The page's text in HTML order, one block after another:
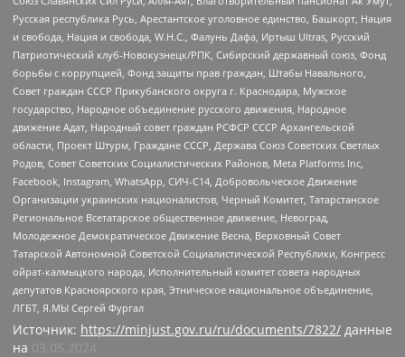
Русская республика Русь, Арестантское уголовное единство, Башкорт, Нация
и свобода, Нация и свобода, W.H.С., Фалунь Дафа, Иртыш Ultras, Русский
Патриотический клуб-Новокузнецк/РПК, Сибирский державный союз, Фонд
борьбы с коррупцией, Фонд защиты прав граждан, Штабы Навального,
Совет граждан СССР Прикубанского округа г. Краснодара, Мужское
государство, Народное объединение русского движения, Народное
движение Адат, Народный совет граждан РСФСР СССР Архангельской
области, Проект Штурм, Граждане СССР, Держава Союз Советских Светлых
Родов, Совет Советских Социалистических Районов, Meta Platforms Inc,
Facebook, Instagram, WhatsApp, СИЧ-С14, Добровольческое Движение
Организации украинских националистов, Черный Комитет, Татарстанское
Региональное Всетатарское общественное движение, Невоград,
Молодежное Демократическое Движение Весна, Верховный Совет
Татарской Автономной Советской Социалистической Республики, Конгресс
ойрат-калмыцкого народа, Исполнительный комитет совета народных
депутатов Красноярского края, Этническое национальное объединение,
ЛГБТ, Я.МЫ Сергей Фургал
Источник: https://minjust.gov.ru/ru/documents/7822/ данные
на 03.05.2024